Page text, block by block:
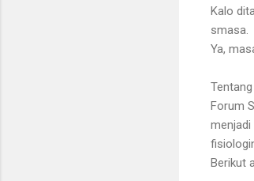
Kalo
smasa.
Ya,
Forum
Berikut